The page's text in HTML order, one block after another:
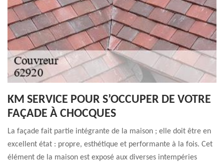
KM SERVICE POUR S’OCCUPER DE VOTRE
FAÇADE À CHOCQUES
La façade fait partie intégrante de la maison ; elle doit être en
excellent état : propre, esthétique et performante à la fois. Cet
élément de la maison est exposé aux diverses intempéries